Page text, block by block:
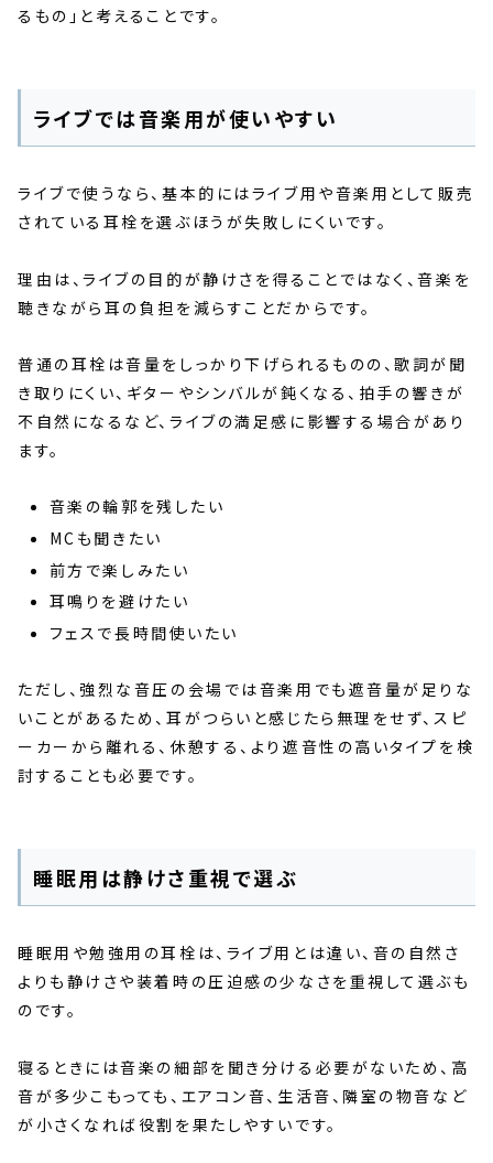
るもの」と考えることです。
ライブでは音楽用が使いやすい
ライブで使うなら、基本的にはライブ用や音楽用として販売
されている耳栓を選ぶほうが失敗しにくいです。
理由は、ライブの目的が静けさを得ることではなく、音楽を
聴きながら耳の負担を減らすことだからです。
普通の耳栓は音量をしっかり下げられるものの、歌詞が聞
き取りにくい、ギターやシンバルが鈍くなる、拍手の響きが
不自然になるなど、ライブの満足感に影響する場合があり
ます。
音楽の輪郭を残したい
MCも聞きたい
前方で楽しみたい
耳鳴りを避けたい
フェスで長時間使いたい
ただし、強烈な音圧の会場では音楽用でも遮音量が足りな
いことがあるため、耳がつらいと感じたら無理をせず、スピ
ーカーから離れる、休憩する、より遮音性の高いタイプを検
討することも必要です。
睡眠用は静けさ重視で選ぶ
睡眠用や勉強用の耳栓は、ライブ用とは違い、音の自然さ
よりも静けさや装着時の圧迫感の少なさを重視して選ぶも
のです。
寝るときには音楽の細部を聞き分ける必要がないため、高
音が多少こもっても、エアコン音、生活音、隣室の物音など
が小さくなれば役割を果たしやすいです。